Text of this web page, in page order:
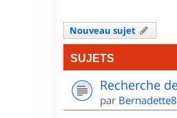
Nouveau sujet
SUJETS
Recherche
par